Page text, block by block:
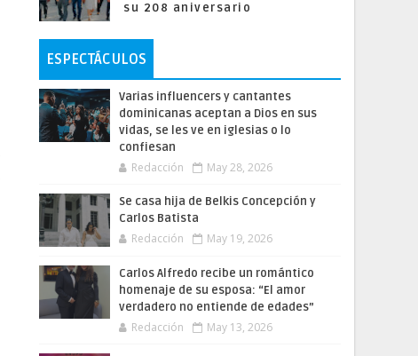
su 208 aniversario
ESPECTÁCULOS
Varias influencers y cantantes
dominicanas aceptan a Dios en sus
vidas, se les ve en iglesias o lo
confiesan
Redacción May 28, 2026
Se casa hija de Belkis Concepción y
Carlos Batista
Redacción May 19, 2026
Carlos Alfredo recibe un romántico
homenaje de su esposa: “El amor
verdadero no entiende de edades”
Redacción May 13, 2026